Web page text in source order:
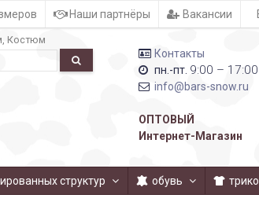
Наши партнёры Вакансии
Костюм
Контакты
пн.-пт. 9:00 – 17:00
info@bars-snow.ru
ОПТОВЫЙ
Интернет-Магазин
структур обувь